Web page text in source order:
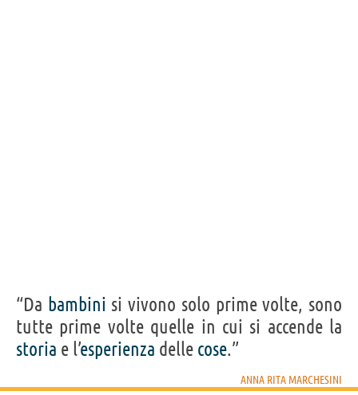
“Da bambini si vivono solo prime volte, sono
tutte prime volte quelle in cui si accende la
storia e l’esperienza delle cose.”
ANNA RITA MARCHESINI